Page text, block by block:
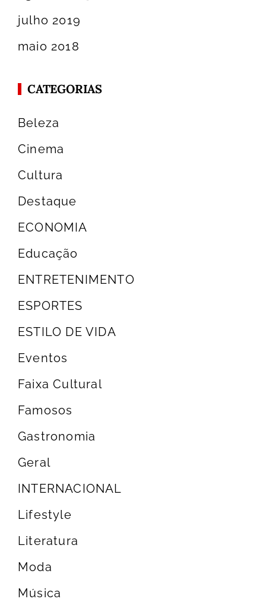
julho 2019
maio 2018
CATEGORIAS
Beleza
Cinema
Cultura
Destaque
ECONOMIA
Educação
ENTRETENIMENTO
ESPORTES
ESTILO DE VIDA
Eventos
Faixa Cultural
Famosos
Gastronomia
Geral
INTERNACIONAL
Lifestyle
Literatura
Moda
Música